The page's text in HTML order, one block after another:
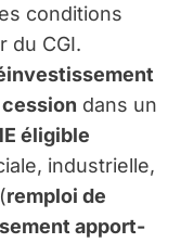
conditions
du CGI.
dans un
éligible
industrielle,
remploi de
apport-